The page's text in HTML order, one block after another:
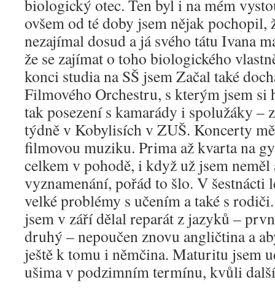
biologický otec. Ten byl i na mém
ovšem od té doby jsem nějak pochopil,
nezajímal dosud a já svého tátu Ivana
že se zajímat o toho biologického
konci studia na SŠ jsem Začal také
Filmového Orchestru, s kterým jsem si
tak posezení s kamarády i spolužáky –
týdně v Kobylisích v ZUŠ. Koncerty
filmovou muziku. Prima až kvarta na
celkem v pohodě, i když už jsem neměl
vyznamenání, pořád to šlo. V šestnácti
velké problémy s učením a také s
jsem v září dělal reparát z jazyků –
druhý – nepoučen znovu angličtina a
ještě k tomu i němčina. Maturitu jsem
ušima v podzimním termínu, kvůli